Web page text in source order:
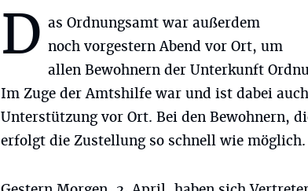
D as Ordnungsamt war außerdem
noch vorgestern Abend vor Ort, um
allen Bewohnern der Unterkunft
Im Zuge der Amtshilfe war und ist dabei
Unterstützung vor Ort. Bei den Bewohnern,
erfolgt die Zustellung so schnell wie möglich.